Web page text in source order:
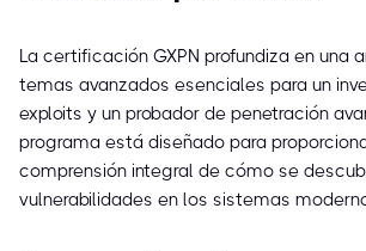
La certificación GXPN profundiza en una
temas avanzados esenciales para un
exploits y un probador de penetración
programa está diseñado para
comprensión integral de cómo se
vulnerabilidades en los sistemas